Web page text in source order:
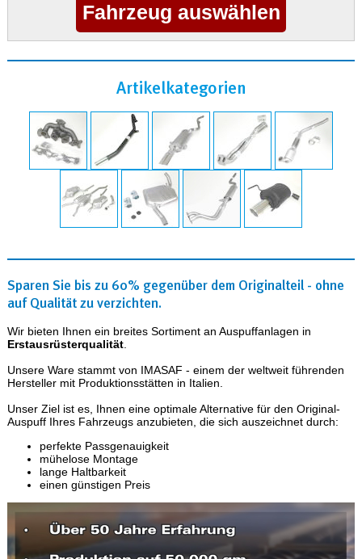
Artikelkategorien
Sparen Sie bis zu 60% gegenüber dem Originalteil - ohne
auf Qualität zu verzichten.
Wir bieten Ihnen ein breites Sortiment an Auspuffanlagen in
Erstausrüsterqualität.
Unsere Ware stammt von IMASAF - einem der weltweit führenden
Hersteller mit Produktionsstätten in Italien.
Unser Ziel ist es, Ihnen eine optimale Alternative für den Original-
Auspuff Ihres Fahrzeugs anzubieten, die sich auszeichnet durch:
perfekte Passgenauigkeit
mühelose Montage
lange Haltbarkeit
einen günstigen Preis